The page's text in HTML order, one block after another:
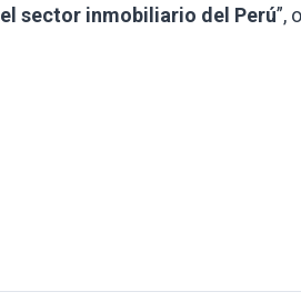
sector inmobiliario del Perú”,